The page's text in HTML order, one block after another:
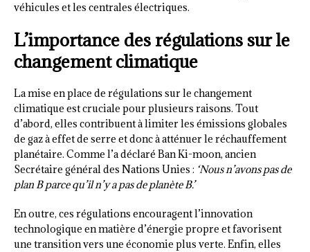
véhicules et les centrales électriques.
L’importance des régulations sur le
changement climatique
La mise en place de régulations sur le changement
climatique est cruciale pour plusieurs raisons. Tout
d’abord, elles contribuent à limiter les émissions globales
de gaz à effet de serre et donc à atténuer le réchauffement
planétaire. Comme l’a déclaré Ban Ki-moon, ancien
Secrétaire général des Nations Unies : ‘Nous n’avons pas de
plan B parce qu’il n’y a pas de planète B.’
En outre, ces régulations encouragent l’innovation
technologique en matière d’énergie propre et favorisent
une transition vers une économie plus verte. Enfin, elles